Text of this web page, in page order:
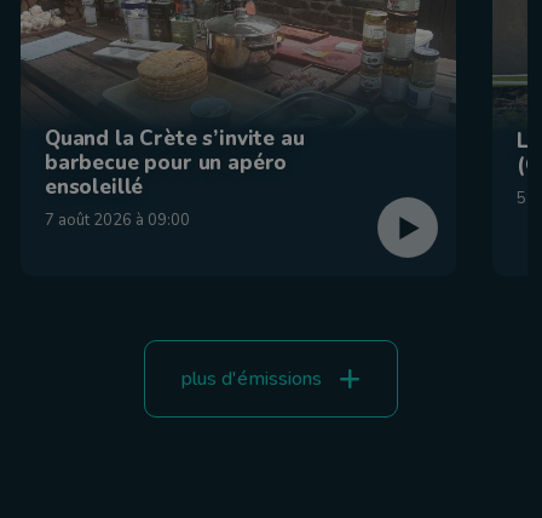
Quand la Crète s’invite au
barbecue pour un apéro
ensoleillé
7 août 2026 à 09:00
5
plus d'émissions